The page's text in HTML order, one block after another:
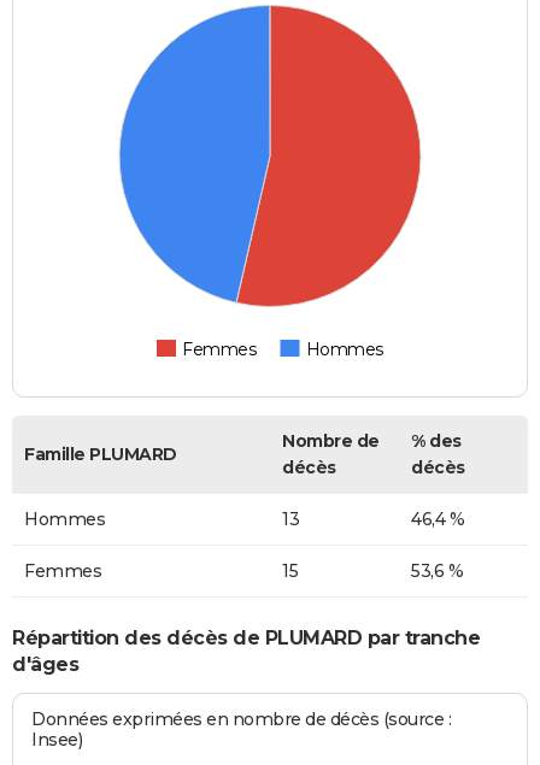
Femmes Hommes
Famille PLUMARD
Nombre de
décès
% des
décès
Hommes 13 46,4 %
Femmes 15 53,6 %
Répartition des décès de PLUMARD par tranche
d'âges
Données exprimées en nombre de décès (source :
Insee)